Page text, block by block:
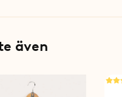
även